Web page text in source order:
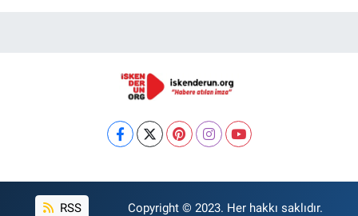
RSS Copyright © 2023. Her hakkı saklıdır.